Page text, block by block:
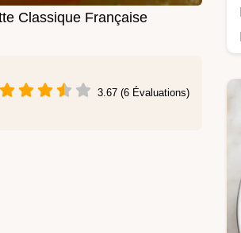
Classique Française
3.67 (6 Évaluations)